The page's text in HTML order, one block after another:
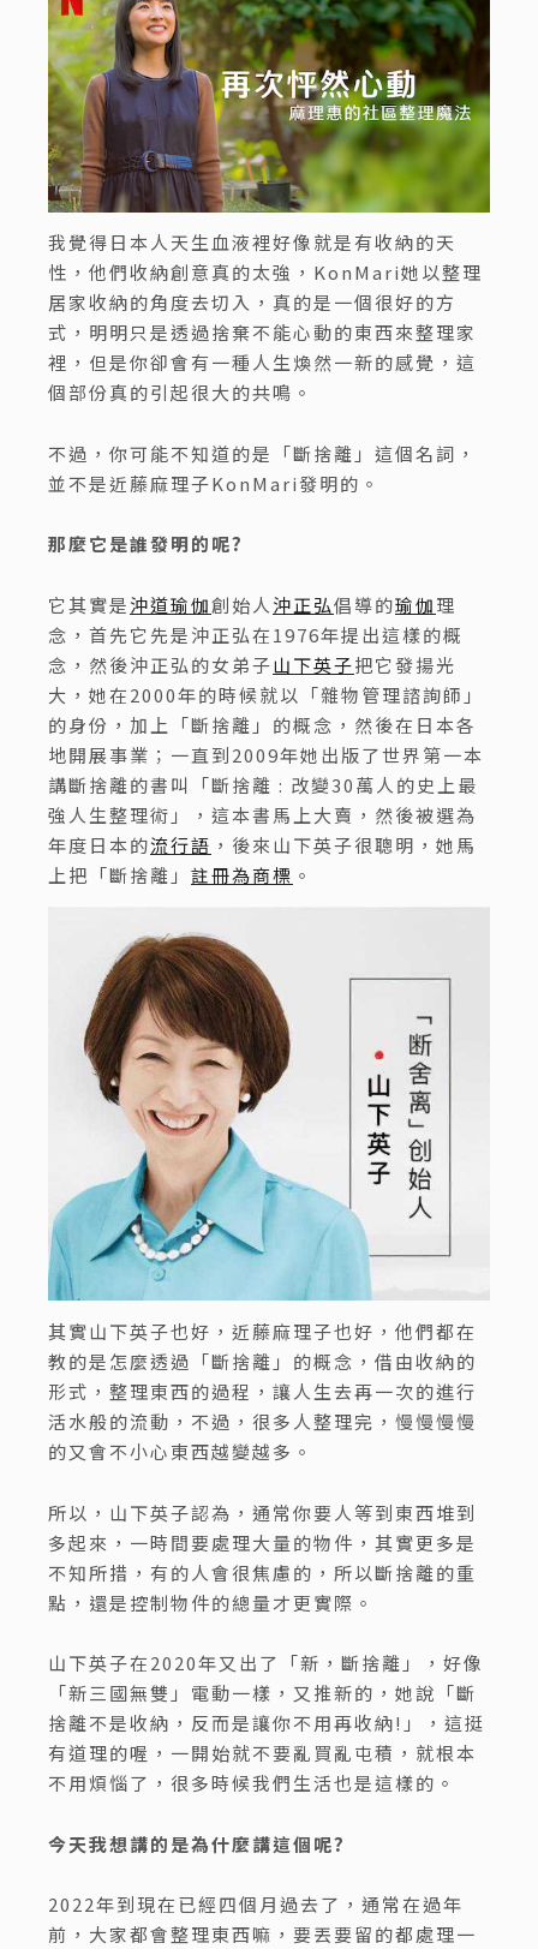
我覺得日本人天生血液裡好像就是有收納的天
性，他們收納創意真的太強，KonMari她以整理
居家收納的角度去切入，真的是一個很好的方
式，明明只是透過捨棄不能心動的東西來整理家
裡，但是你卻會有一種人生煥然一新的感覺，這
個部份真的引起很大的共鳴。
不過，你可能不知道的是「斷捨離」這個名詞，
並不是近藤麻理子KonMari發明的。
那麼它是誰發明的呢?
它其實是沖道瑜伽創始人 沖正弘倡導的瑜伽理
念，首先它先是沖正弘在1976年提出這樣的概
念，然後沖正弘的女弟子山下英子把它發揚光
大，她在2000年的時候就以「雜物管理諮詢師」
的身份，加上「斷捨離」的概念，然後在日本各
地開展事業；一直到2009年她出版了世界第一本
講斷捨離的書叫「斷捨離 : 改變30萬人的史上最
強人生整理術」，這本書馬上大賣，然後被選為
年度日本的流行語 ，後來山下英子很聰明，她馬
上把「斷捨離」 註冊為商標 。
其實山下英子也好，近藤麻理子也好，他們都在
教的是怎麼透過「斷捨離」的概念，借由收納的
形式，整理東西的過程，讓人生去再一次的進行
活水般的流動，不過，很多人整理完，慢慢慢慢
的又會不小心東西越變越多。
所以，山下英子認為，通常你要人等到東西堆到
多起來，一時間要處理大量的物件，其實更多是
不知所措，有的人會很焦慮的，所以斷捨離的重
點，還是控制物件的總量才更實際。
山下英子在2020年又出了「新，斷捨離」，好像
「新三國無雙」電動一樣，又推新的，她說「斷
捨離不是收納，反而是讓你不用再收納!」，這挺
有道理的喔，一開始就不要亂買亂屯積，就根本
不用煩惱了，很多時候我們生活也是這樣的。
今天我想講的是為什麼講這個呢?
2022年到現在已經四個月過去了，通常在過年
前，大家都會整理東西嘛，要丟要留的都處理一